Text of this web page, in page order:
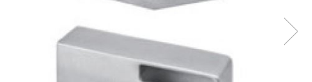
Profil toc usa sticla
Feronerie toc usa sticla
Set broasca + balama + maner usa